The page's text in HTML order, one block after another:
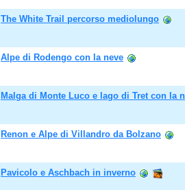
The White Trail percorso mediolungo
Alpe di Rodengo con la neve
Malga di Monte Luco e lago di Tret con la
Renon e Alpe di Villandro da Bolzano
Pavicolo e Aschbach in inverno